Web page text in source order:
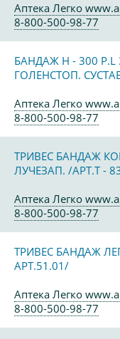
Аптека Легко
8-800-500-98-77
БАНДАЖ Н - 300 Р.L
ГОЛЕНСТОП.
Аптека Легко
8-800-500-98-77
ТРИВЕС БАНДАЖ
ЛУЧЕЗАП. /АРТ.Т -
Аптека Легко
8-800-500-98-77
ТРИВЕС БАНДАЖ
АРТ.51.01/
Аптека Легко
8-800-500-98-77